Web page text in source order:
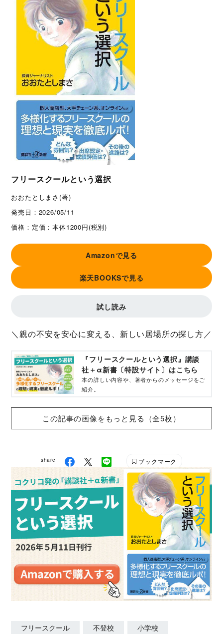
フリースクールという選択
おおたとしまさ(著)
発売日： 2026/05/11
価格： 定価：本体1200円(税別)
Amazonで見る
楽天BOOKSで見る
試し読み
＼親の不安を安心に変える、新しい居場所の探し方／
『フリースクールという選択』講談
社＋α新書〔特設サイト〕はこちら
本の詳しい内容や、著者からのメッセージをご
紹介。
この記事の画像をもっと見る（全5枚）
share ブックマーク
フリースクール 不登校 小学校